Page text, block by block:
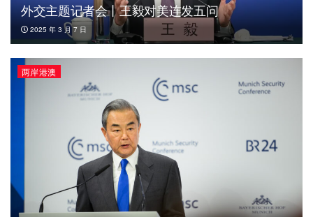
外交主题记者会丨王毅对美连发五问
2025 年 3 月 7 日
两岸港澳